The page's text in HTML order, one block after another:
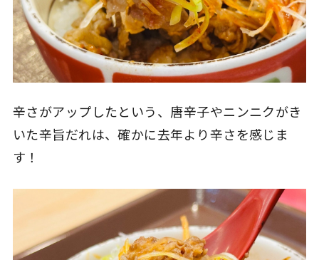
辛さがアップしたという、唐辛子やニンニクがき
いた辛旨だれは、確かに去年より辛さを感じま
す！